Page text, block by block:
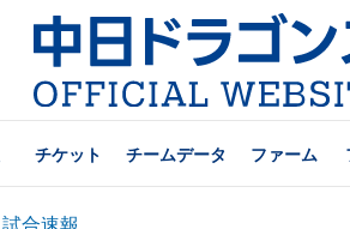
チケット チームデータ ファーム